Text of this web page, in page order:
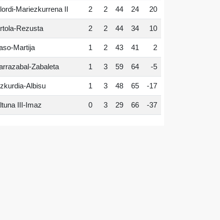
Mariezkurrena II 2 2 44 24 20
Rezusta 2 2 44 34 10
Martija 1 2 43 41 2
Zabaleta 1 3 59 64 -5
Albisu 1 3 48 65 -17
III-Imaz 0 3 29 66 -37